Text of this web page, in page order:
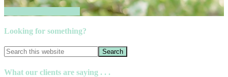
Looking for something?
What our clients are saying . . .